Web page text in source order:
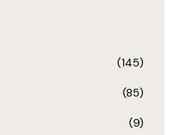
(145)
(85)
(9)